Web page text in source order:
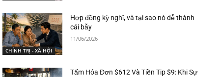
CHÍNH TRỊ - XÃ HỘI
Hợp đồng kỳ nghỉ, và tại sao nó dễ thành
cái bẫy
11/06/2026
Tấm Hóa Đơn $612 Và Tiền Tip $9: Khi Sự